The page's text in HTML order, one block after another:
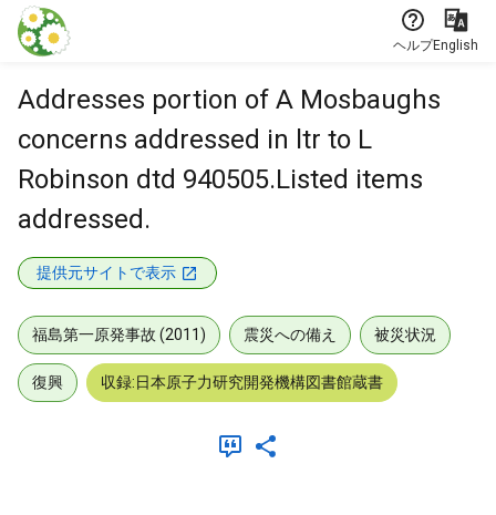
本文に飛ぶ
ヘルプEnglish
Addresses portion of A Mosbaughs
concerns addressed in ltr to L
Robinson dtd 940505.Listed items
addressed.
提供元サイトで表示
福島第一原発事故 (2011) 震災への備え 被災状況
復興 収録:日本原子力研究開発機構図書館蔵書